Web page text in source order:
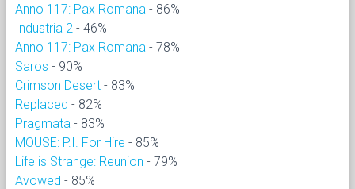
Anno 117: Pax Romana - 86%
Industria 2 - 46%
Anno 117: Pax Romana - 78%
Saros - 90%
Crimson Desert - 83%
Replaced - 82%
Pragmata - 83%
MOUSE: P.I. For Hire - 85%
Life is Strange: Reunion - 79%
Avowed - 85%